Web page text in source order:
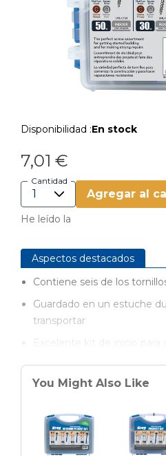
Disponibilidad :En stock
7,01 €
Cantidad
Agregar al
He leído la
Aspectos destacados
Contiene seis de los
Guardado en un estuche
transportar
Excelente kit de inicio
Kit práctico para tener a
You Might Also Like